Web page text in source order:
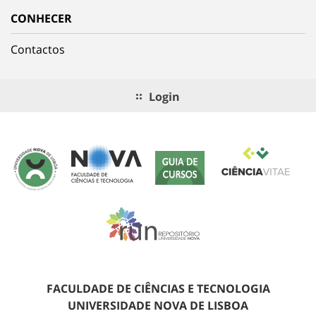
CONHECER
Contactos
Login
FACULDADE DE CIÊNCIAS E TECNOLOGIA
UNIVERSIDADE NOVA DE LISBOA